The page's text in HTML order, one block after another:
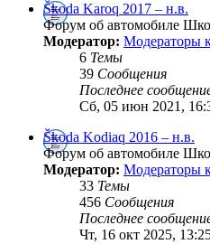
Škoda Karoq 2017 – н.в.
Форум об автомобиле
Модератор: Модераторы
6 Темы
39 Сообщения
Последнее
Сб, 05 июн 2021,
Škoda Kodiaq 2016 – н.в.
Форум об автомобиле
Модератор: Модераторы
33 Темы
456 Сообщения
Последнее
Чт, 16 окт 2025,